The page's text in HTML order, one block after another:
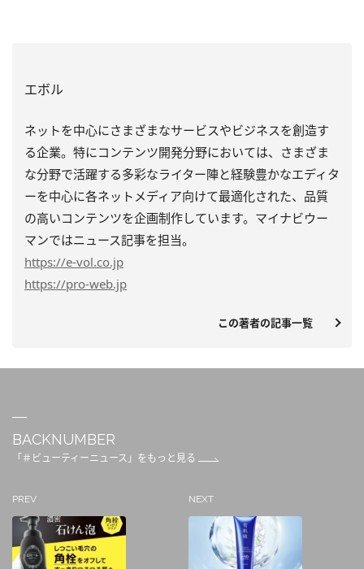
エボル
ネットを中心にさまざまなサービスやビジネスを創造す
る企業。特にコンテンツ開発分野においては、さまざま
な分野で活躍する多彩なライター陣と経験豊かなエディタ
ーを中心に各ネットメディア向けて最適化された、品質
の高いコンテンツを企画制作しています。マイナビウー
マンではニュース記事を担当。
https://e-vol.co.jp
https://pro-web.jp
この著者の記事一覧
BACKNUMBER
「＃ビューティーニュース」をもっと見る
PREV NEXT